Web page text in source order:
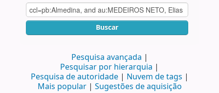
Buscar
Pesquisa avançada
Pesquisar por hierarquia
Pesquisa de autoridade
Nuvem de tags
Mais popular
Sugestões de aquisição